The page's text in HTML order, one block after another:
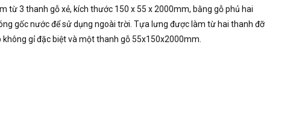
từ 3 thanh gỗ xẻ, kích thước 150 x 55 x 2000mm, bằng gỗ phủ hai
gốc nước để sử dụng ngoài trời. Tựa lưng được làm từ hai thanh đỡ
gỉ đặc biệt và một thanh gỗ 55x150x2000mm.